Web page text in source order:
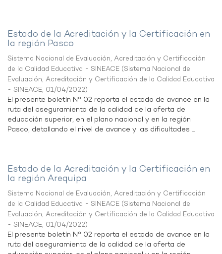
Estado de la Acreditación y la Certificación en
la región Pasco
Sistema Nacional de Evaluación, Acreditación y Certificación
de la Calidad Educativa - SINEACE (Sistema Nacional de
Evaluación, Acreditación y Certificación de la Calidad Educativa
- SINEACE, 01/04/2022)
El presente boletín N° 02 reporta el estado de avance en la
ruta del aseguramiento de la calidad de la oferta de
educación superior, en el plano nacional y en la región
Pasco, detallando el nivel de avance y las dificultades ...
Estado de la Acreditación y la Certificación en
la región Arequipa
Sistema Nacional de Evaluación, Acreditación y Certificación
de la Calidad Educativa - SINEACE (Sistema Nacional de
Evaluación, Acreditación y Certificación de la Calidad Educativa
- SINEACE, 01/04/2022)
El presente boletín N° 02 reporta el estado de avance en la
ruta del aseguramiento de la calidad de la oferta de